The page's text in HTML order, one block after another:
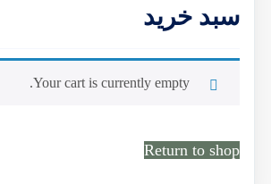
سبد خرید
Your cart is currently empty.
Return to shop